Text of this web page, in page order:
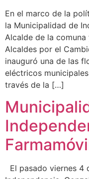
En el marco de la
la Municipalidad de
Alcalde de la
Alcaldes por el
inauguró una de las
eléctricos
través de la […]
El pasado viernes 4